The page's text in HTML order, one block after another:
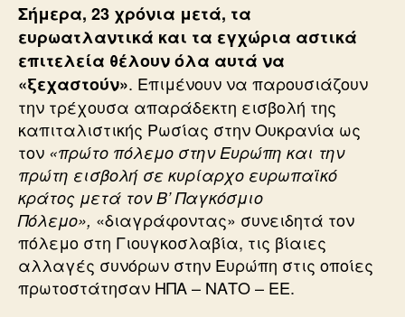
Σήμερα, 23 χρόνια μετά, τα
ευρωατλαντικά και τα εγχώρια αστικά
επιτελεία θέλουν όλα αυτά να
«ξεχαστούν». Επιμένουν να παρουσιάζουν
την τρέχουσα απαράδεκτη εισβολή της
καπιταλιστικής Ρωσίας στην Ουκρανία ως
τον «πρώτο πόλεμο στην Ευρώπη και την
πρώτη εισβολή σε κυρίαρχο ευρωπαϊκό
κράτος μετά τον Β’ Παγκόσμιο
Πόλεμο», «διαγράφοντας» συνειδητά τον
πόλεμο στη Γιουγκοσλαβία, τις βίαιες
αλλαγές συνόρων στην Ευρώπη στις οποίες
πρωτοστάτησαν ΗΠΑ – ΝΑΤΟ – ΕΕ.